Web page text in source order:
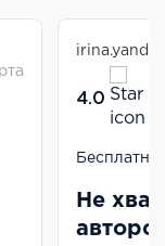
4.0
Бесплатно
Не